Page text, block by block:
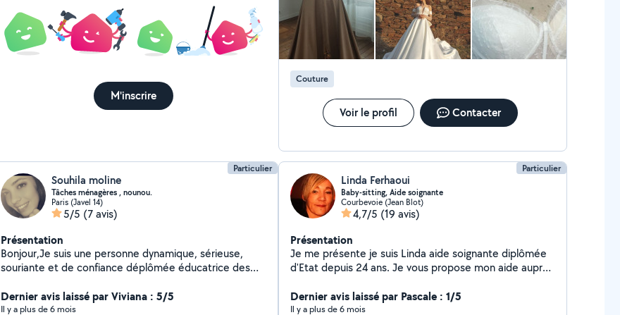
M'inscrire
Couture
Voir le profil Contacter
Particulier
Souhila moline
Tâches ménagères , nounou.
Paris (Javel 14)
5/5 (7 avis)
Présentation
Bonjour,Je suis une personne dynamique, sérieuse,
souriante et de confiance déplômée éducatrice des
maternelle et garde d'enfant aussi, en cherchant du
travail. je vous propose mes services en aide à domicile
Dernier avis laissé par Viviana : 5/5
Il y a plus de 6 mois
Particulier
Linda Ferhaoui
Baby-sitting, Aide soignante
Courbevoie (Jean Blot)
4,7/5 (19 avis)
Présentation
Je me présente je suis Linda aide soignante diplômée
d'Etat depuis 24 ans. Je vous propose mon aide auprès
des enfants,ayant aussi un diplôme d auxiliaire de
puér,je garde très souvent Adam âgée de 2 ans que je
Dernier avis laissé par Pascale : 1/5
Il y a plus de 6 mois